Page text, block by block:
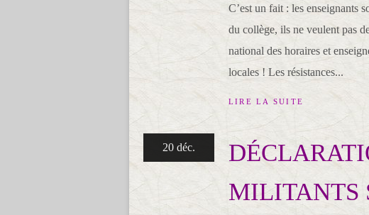
C’est un fait : les enseignants
du collège, ils ne veulent pas
national des horaires et
locales ! Les résistances...
LIRE LA SUITE
20 déc.
MILITANTS